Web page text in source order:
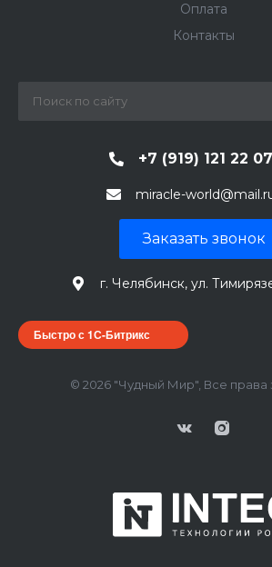
Оплата
Контакты
+7 (919) 121 22 07
miracle-
Заказать звонок
г. Челябинск, ул.
Быстро с 1С-Битрикс
© 2026 "Чудный Мир", Все